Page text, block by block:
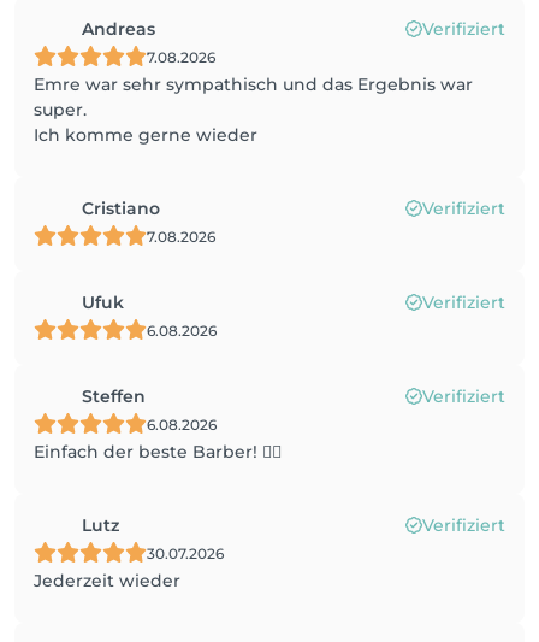
Andreas Verifiziert
7.08.2026
Emre war sehr sympathisch und das Ergebnis war
super.
Ich komme gerne wieder
Cristiano Verifiziert
7.08.2026
Ufuk Verifiziert
6.08.2026
Steffen Verifiziert
6.08.2026
Einfach der beste Barber! 👍🏼
Lutz Verifiziert
30.07.2026
Jederzeit wieder